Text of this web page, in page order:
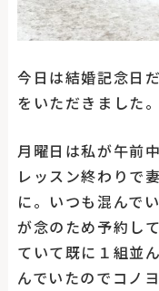
今日は結婚記念日
をいただきました。
月曜日は私が午前
レッスン終わりで
に。いつも混んで
が念のため予約し
ていて既に１組並
んでいたのでコノ